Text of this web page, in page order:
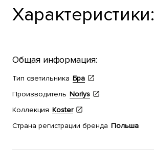
Характеристики:
Общая информация:
Тип светильника Бра
Производитель Norlys
Коллекция Koster
Страна регистрации бренда Польша